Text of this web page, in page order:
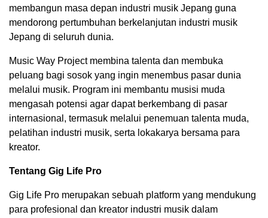
membangun masa depan industri musik Jepang guna
mendorong pertumbuhan berkelanjutan industri musik
Jepang di seluruh dunia.
Music Way Project membina talenta dan membuka
peluang bagi sosok yang ingin menembus pasar dunia
melalui musik. Program ini membantu musisi muda
mengasah potensi agar dapat berkembang di pasar
internasional, termasuk melalui penemuan talenta muda,
pelatihan industri musik, serta lokakarya bersama para
kreator.
Tentang Gig Life Pro
Gig Life Pro merupakan sebuah platform yang mendukung
para profesional dan kreator industri musik dalam